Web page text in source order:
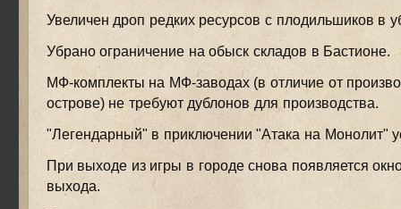
Увеличен дроп редких ресурсов с плодильшиков в
Убрано ограничение на обыск складов в Бастионе.
МФ-комплекты на МФ-заводах (в отличие от
острове) не требуют дублонов для производства.
"Легендарный" в приключении "Атака на Монолит"
При выходе из игры в городе снова появляется
выхода.